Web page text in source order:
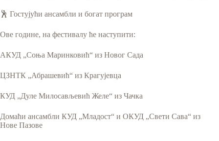
🕺 Гостујући ансамбли и богат програм
Ове године, на фестивалу ће наступити:
АКУД „Соња Маринковић“ из Новог Сада
ЦЗНТК „Абрашевић“ из Крагујевца
КУД „Дуле Милосављевић Желе“ из Чачка
Домаћи ансамбли КУД „Младост“ и ОКУД „Свети Сава“ из
Нове Пазове